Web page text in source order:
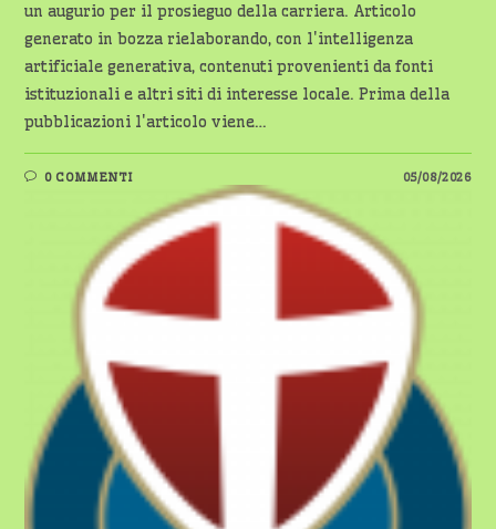
un augurio per il prosieguo della carriera. Articolo
generato in bozza rielaborando, con l'intelligenza
artificiale generativa, contenuti provenienti da fonti
istituzionali e altri siti di interesse locale. Prima della
pubblicazioni l'articolo viene…
0 COMMENTI 05/08/2026